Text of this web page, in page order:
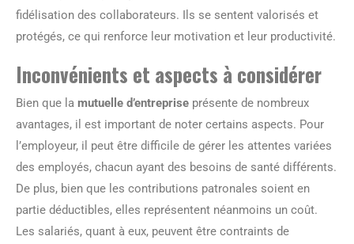
fidélisation des collaborateurs. Ils se sentent valorisés et
protégés, ce qui renforce leur motivation et leur productivité.
Inconvénients et aspects à considérer
Bien que la mutuelle d’entreprise présente de nombreux
avantages, il est important de noter certains aspects. Pour
l’employeur, il peut être difficile de gérer les attentes variées
des employés, chacun ayant des besoins de santé différents.
De plus, bien que les contributions patronales soient en
partie déductibles, elles représentent néanmoins un coût.
Les salariés, quant à eux, peuvent être contraints de